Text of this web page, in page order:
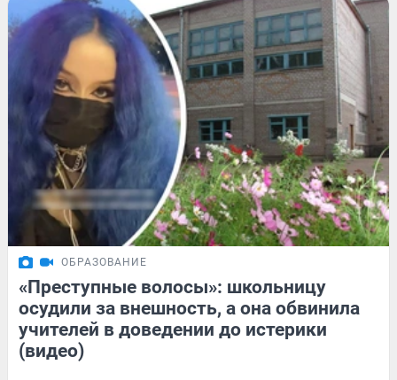
ОБРАЗОВАНИЕ
«Преступные волосы»: школьницу
осудили за внешность, а она обвинила
учителей в доведении до истерики
(видео)